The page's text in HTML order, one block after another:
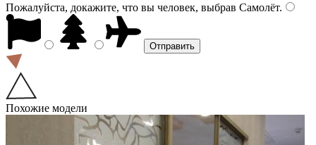
Пожалуйста, докажите, что вы человек, выбрав Самолёт.
Похожие модели